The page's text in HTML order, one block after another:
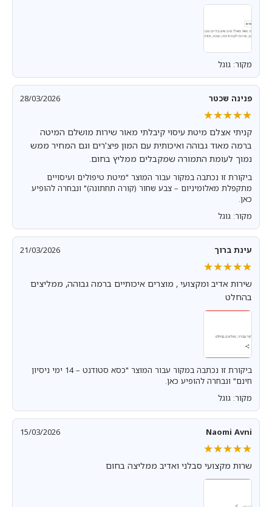
מקור: גוגל
פנינה שכטר 28/03/2026
★★★★★
★★★★★
קניתי אצלם מיטת עיסוי קיבלתי מאור שירות מושלם המיטה
ברמה מאוד גבוהה ואיכותית עם המון פיצ'רים וגם המחיר ממש
נמוך לעומת התמורה שמקבלים ממליץ בחום.
ביקורת זו נכתבה במקור עבור המוצר "מיטת טיפולים ועיסויים
מתקפלת מאלומיניום – צבע שחור (קורה תחתונה)" ונבחרה להופיע
כאן.
מקור: גוגל
עינת ברוך 21/03/2026
★★★★★
★★★★★
שירות אדיב ומקצועי , מוצרים איכותיים ברמה גבוהה, ממליצים
בהחלט
ביקורת זו נכתבה במקור עבור המוצר "כסא סטודנט – 14 ימי ניסיון
חינם" ונבחרה להופיע כאן.
מקור: גוגל
Naomi Avni
15/03/2026
★★★★★
★★★★★
שרות מקצועי סבלני ואדיב ממליצה בחום